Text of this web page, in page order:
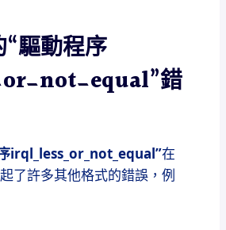
驅動程序
錯
irql_less_or_not_equal”在
了許多其他格式的錯誤，例